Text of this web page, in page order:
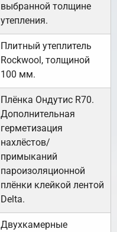
выбранной толщине
утепления.
Плитный утеплитель
Rockwool, толщиной
100 мм.
Плёнка Ондутис R70.
Дополнительная
герметизация
нахлёстов/
примыканий
пароизоляционной
плёнки клейкой лентой
Delta.
Двухкамерные